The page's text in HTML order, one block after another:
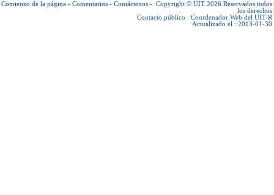
Comienzo de la página - Comentarios - Contáctenos - Copyright © UIT 2026 Reservados todos
los derechos
Contacto público : Coordenador Web del UIT-R
Actualizado el : 2013-01-30